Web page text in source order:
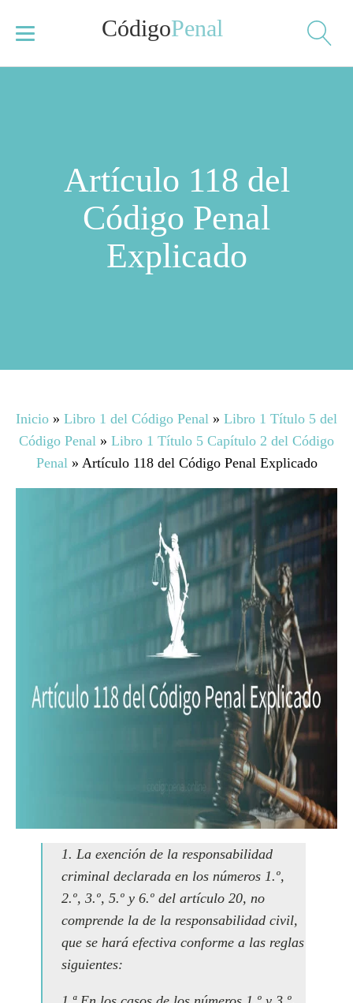
CódigoPenal
Artículo 118 del
Código Penal
Explicado
Inicio » Libro 1 del Código Penal » Libro 1 Título 5 del
Código Penal » Libro 1 Título 5 Capítulo 2 del Código
Penal» Artículo 118 del Código Penal Explicado
1. La exención de la responsabilidad
criminal declarada en los números 1.º,
2.º, 3.º, 5.º y 6.º del artículo 20, no
comprende la de la responsabilidad civil,
que se hará efectiva conforme a las reglas
siguientes: